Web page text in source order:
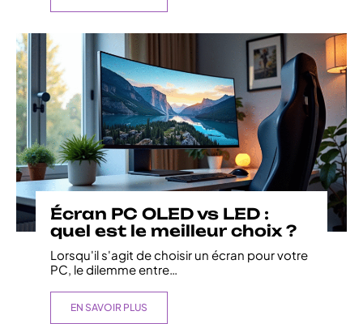
Écran PC OLED vs LED :
quel est le meilleur choix ?
Lorsqu'il s'agit de choisir un écran pour votre
PC, le dilemme entre
EN SAVOIR PLUS